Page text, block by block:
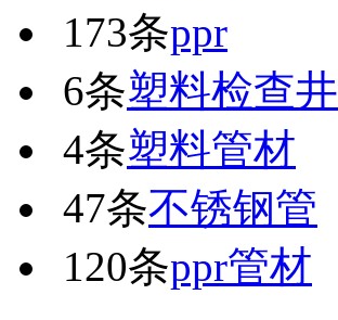
173条ppr
6条塑料检查井
4条塑料管材
47条不锈钢管
120条ppr管材